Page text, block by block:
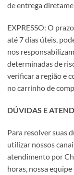
de entrega
EXPRESSO: O
até 7 dias úteis,
nos
determinadas de
verificar a região e
no carrinho de
DÚVIDAS E
Para resolver suas
utilizar nossos
atendimento por
horas, nossa